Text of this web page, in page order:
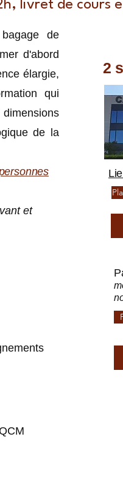
livret de cours
2
de
d'abord
élargie,
qui
de la
et